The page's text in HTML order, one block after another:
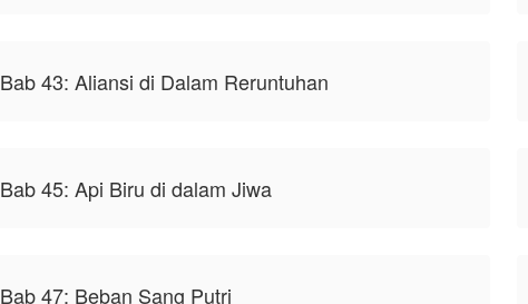
Bab 43: Aliansi di Dalam Reruntuhan
Bab 45: Api Biru di dalam Jiwa
Bab 47: Beban Sang Putri